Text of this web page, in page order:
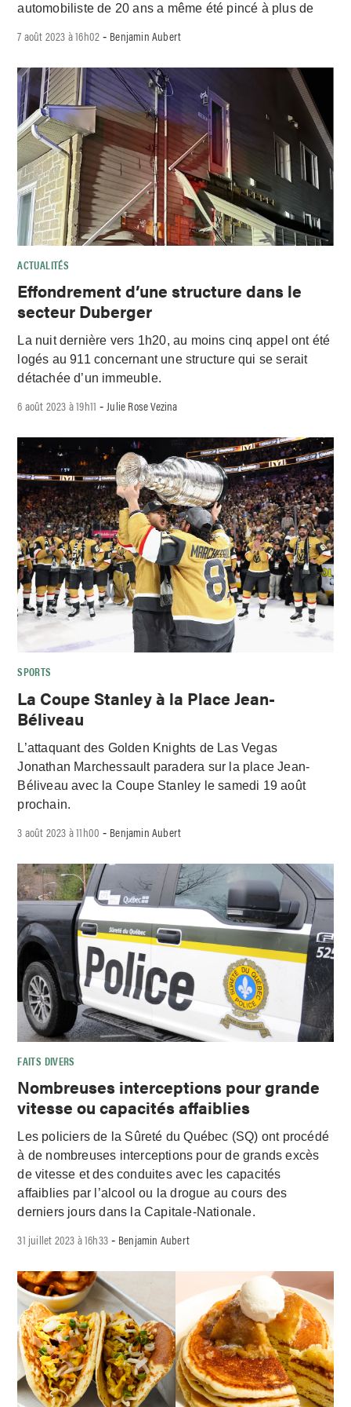
automobiliste de 20 ans a même été pincé à plus de
7 août 2023 à 16h02 - Benjamin Aubert
ACTUALITÉS
Effondrement d’une structure dans le
secteur Duberger
La nuit dernière vers 1h20, au moins cinq appel ont été
logés au 911 concernant une structure qui se serait
détachée d’un immeuble.
6 août 2023 à 19h11 - Julie Rose Vezina
SPORTS
La Coupe Stanley à la Place Jean-
Béliveau
L’attaquant des Golden Knights de Las Vegas
Jonathan Marchessault paradera sur la place Jean-
Béliveau avec la Coupe Stanley le samedi 19 août
prochain.
3 août 2023 à 11h00 - Benjamin Aubert
FAITS DIVERS
Nombreuses interceptions pour grande
vitesse ou capacités affaiblies
Les policiers de la Sûreté du Québec (SQ) ont procédé
à de nombreuses interceptions pour de grands excès
de vitesse et des conduites avec les capacités
affaiblies par l’alcool ou la drogue au cours des
derniers jours dans la Capitale-Nationale.
31 juillet 2023 à 16h33 - Benjamin Aubert